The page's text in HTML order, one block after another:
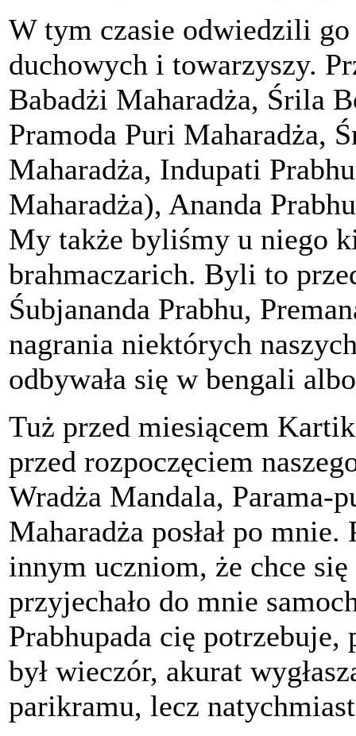
W tym czasie odwiedzili
duchowych i towarzyszy.
Babadżi Maharadża, Śrila
Pramoda Puri Maharadża,
Maharadża, Indupati
Maharadża), Ananda
My także byliśmy u niego
brahmaczarich. Byli to
Śubjananda Prabhu,
nagrania niektórych
odbywała się w bengali
Tuż przed miesiącem
przed rozpoczęciem
Wradża Mandala, Parama-
Maharadża posłał po
innym uczniom, że chce
przyjechało do mnie
Prabhupada cię
był wieczór, akurat
parikramu, lecz